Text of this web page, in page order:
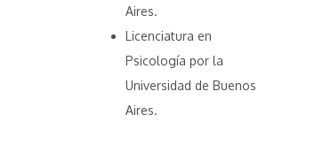
Aires.
Licenciatura en
Psicología por la
Universidad de Buenos
Aires.